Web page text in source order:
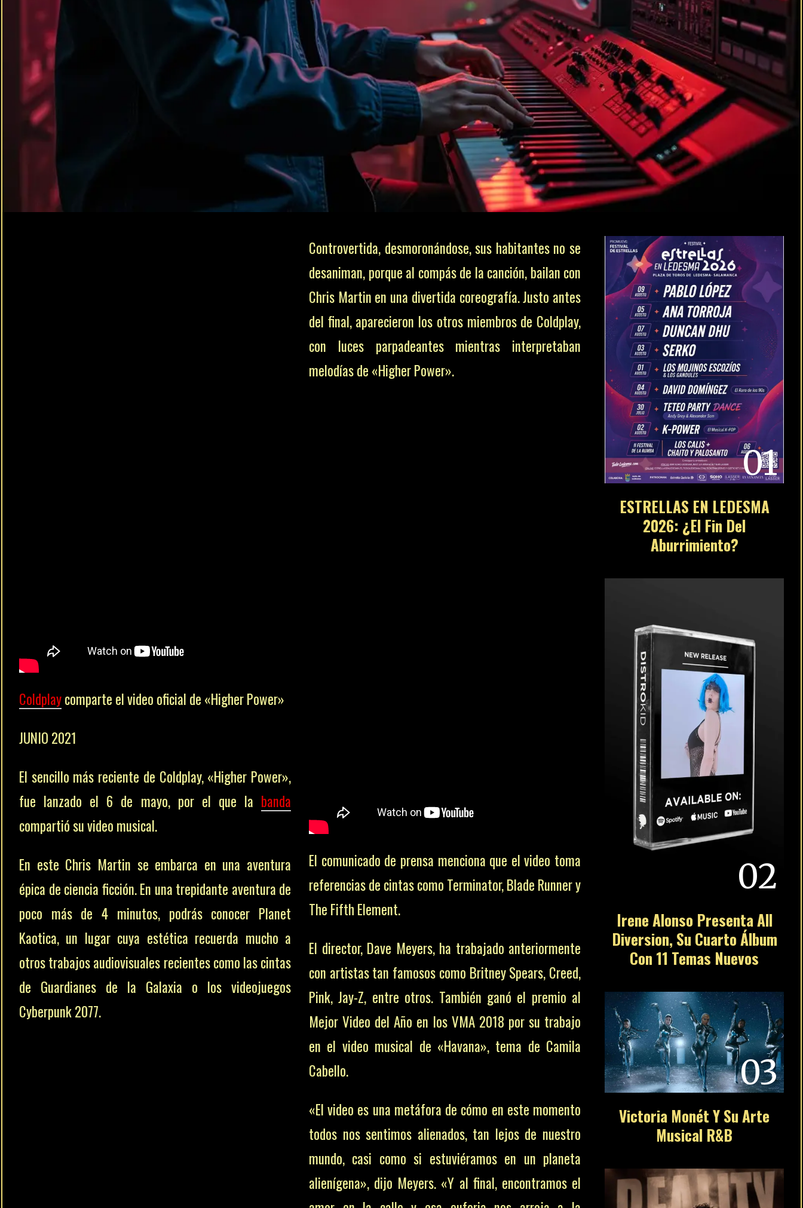
Coldplaycomparte el video oficial de «Higher Power»
JUNIO 2021
El sencillo más reciente de Coldplay, «Higher Power»,
fue lanzado el 6 de mayo, por el que la banda
compartió su video musical.
En este Chris Martin se embarca en una aventura
épica de ciencia ficción. En una trepidante aventura de
poco más de 4 minutos, podrás conocer Planet
Kaotica, un lugar cuya estética recuerda mucho a
otros trabajos audiovisuales recientes como las cintas
de Guardianes de la Galaxia o los videojuegos
Cyberpunk 2077.
con artistas tan famosos como Britney Spears, Creed,
Pink, Jay-Z, entre otros. También ganó el premio al
Mejor Video del Año en los VMA 2018 por su trabajo
en el video musical de «Havana», tema de Camila
Cabello.
«El video es una metáfora de cómo en este momento
todos nos sentimos alienados, tan lejos de nuestro
mundo, casi como si estuviéramos en un planeta
alienígena», dijo Meyers. «Y al final, encontramos el
amor en la calle y esa euforia nos arroja a la
estratosfera de nuestra propia energía y poderes
Asimismo, el video fue realizado en colaboración con
Ambiguous Dance Company de Seúl, quienes son los
encargados de realizar la coreografía y proveer a los
01
ESTRELLAS EN LEDESMA
2026: ¿El Fin Del
Aburrimiento?
02
Irene Alonso Presenta All
Diversion, Su Cuarto Álbum
Con 11 Temas Nuevos
03
Victoria Monét Y Su Arte
Musical R&B